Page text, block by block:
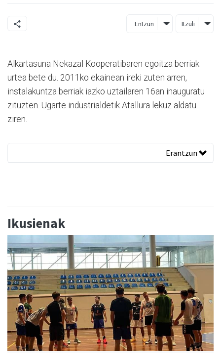
Entzun Itzuli
Alkartasuna Nekazal Kooperatibaren egoitza berriak
urtea bete du. 2011ko ekainean ireki zuten arren,
instalakuntza berriak iazko uztailaren 16an inauguratu
zituzten. Ugarte industrialdetik Atallura lekuz aldatu
ziren.
Erantzun
Ikusienak